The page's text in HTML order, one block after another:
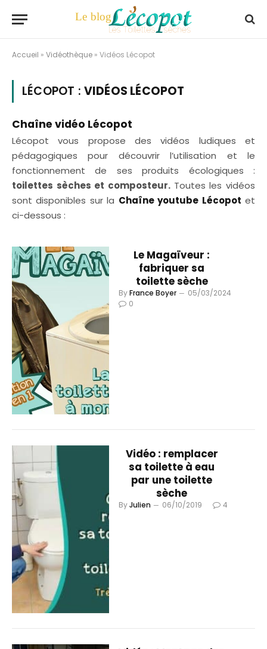
Accueil » Vidéothèque » Vidéos Lécopot
LÉCOPOT : VIDÉOS LÉCOPOT
Chaîne vidéo Lécopot
Lécopot vous propose des vidéos ludiques et
pédagogiques pour découvrir l’utilisation et le
fonctionnement de ses produits écologiques :
toilettes sèches et composteur. Toutes les vidéos
sont disponibles sur la Chaîne youtube Lécopot et
ci-dessous :
Le Magaïveur :
fabriquer sa
toilette sèche
ByFrance Boyer
05/03/2024
0
Vidéo : remplacer
sa toilette à eau
par une toilette
sèche
ByJulien 06/10/2019 4